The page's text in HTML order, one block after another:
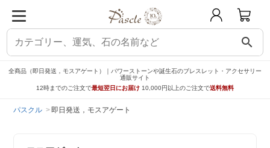
search
全商品（即日発送，モスアゲート）｜パワーストーンや誕生石のブレスレット・アクセサリー
通販サイト
12時までのご注文で最短翌日にお届け 10,000円以上のご注文で送料無料
パスクル 即日発送，モスアゲート